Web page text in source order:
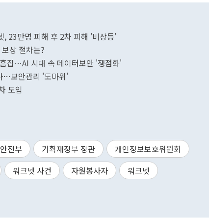
23만명 피해 후 2차 피해 '비상등'
상 절차는?
집…AI 시대 속 데이터보안 '쟁점화'
…보안관리 '도마위'
도입
전부 기획재정부 장관
개인정보보호위원회
워크넷 사건
자원봉사자 워크넷